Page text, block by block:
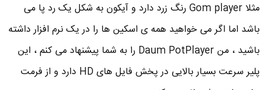
مثلا Gom player رنگ زرد دارد و آیکون به شکل یک رد پا می
باشد اما اگر می خواهید همه ی اسکین ها را در یک نرم افزار داشته
باشید ، من Daum PotPlayer را به شما پیشنهاد می کنم ، این
پلیر سرعت بسیار بالایی در پخش فایل های HD دارد و از فرمت